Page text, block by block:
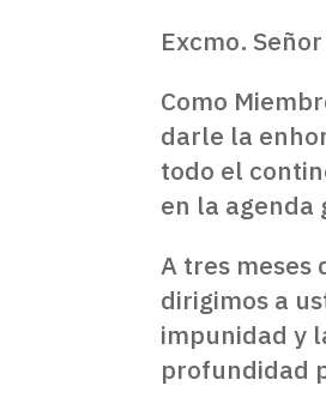
Excmo.
Como
darle la
todo el
en la
A tres meses
dirigimos a
impunidad y
profundidad